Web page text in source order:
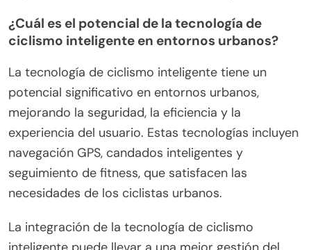
entrenamiento adaptativo y mantenimiento
predictivo aumentan la seguridad y la eficiencia.
Por ejemplo, los algoritmos de IA analizan patrones
de paseo, sugiriendo rutas personalizadas y
ajustes. Estas innovaciones fomentan una
experiencia de ciclismo más atractiva y efectiva.
¿Cuál es el potencial de la tecnología de
ciclismo inteligente en entornos urbanos?
potencial significativo en entornos urbanos,